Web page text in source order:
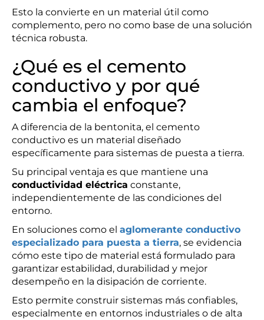
Esto la convierte en un material útil como
complemento, pero no como base de una solución
técnica robusta.
¿Qué es el cemento
conductivo y por qué
cambia el enfoque?
A diferencia de la bentonita, el cemento
conductivo es un material diseñado
específicamente para sistemas de puesta a tierra.
Su principal ventaja es que mantiene una
conductividad eléctrica constante,
independientemente de las condiciones del
entorno.
En soluciones como el aglomerante conductivo
especializado para puesta a tierra, se evidencia
cómo este tipo de material está formulado para
garantizar estabilidad, durabilidad y mejor
desempeño en la disipación de corriente.
Esto permite construir sistemas más confiables,
especialmente en entornos industriales o de alta